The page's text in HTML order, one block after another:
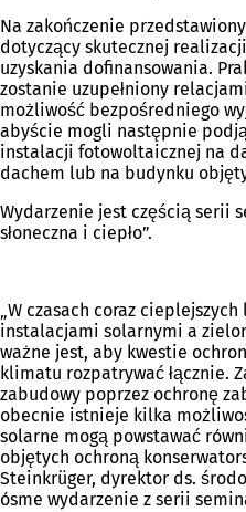
Na zakończenie
dotyczący skutecznej
uzyskania dofinansowania.
zostanie uzupełniony
możliwość bezpośredniego
abyście mogli następnie
instalacji fotowoltaicznej na
dachem lub na budynku
Wydarzenie jest częścią serii
słoneczna i ciepło”.
„W czasach coraz
instalacjami solarnymi a
ważne jest, aby kwestie
klimatu rozpatrywać łącznie.
zabudowy poprzez ochronę
obecnie istnieje kilka
solarne mogą powstawać
objętych ochroną
Steinkrüger, dyrektor ds.
ósme wydarzenie z serii